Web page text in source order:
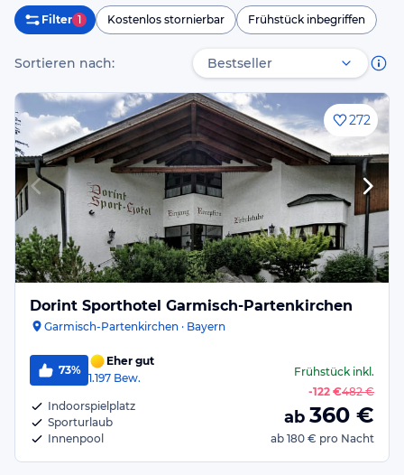
Filter 1 Kostenlos stornierbar Frühstück inbegriffen
Sortieren nach:
272
Dorint Sporthotel Garmisch-Partenkirchen
Garmisch-Partenkirchen · Bayern
73%
Eher gut
1.197 Bew.
Indoorspielplatz
Sporturlaub
Innenpool
Frühstückinkl.
-122 €482 €
ab 360 €
ab 180 € pro Nacht